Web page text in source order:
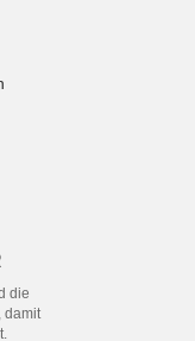
die
damit